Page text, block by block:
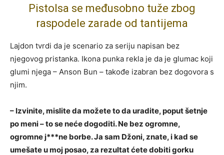
Pistolsa se međusobno tuže zbog
raspodele zarade od tantijema
Lajdon tvrdi da je scenario za seriju napisan bez
njegovog pristanka. Ikona punka rekla je da je glumac koji
glumi njega – Anson Bun – takođe izabran bez dogovora s
njim.
– Izvinite, mislite da možete to da uradite, poput šetnje
po meni – to se neće dogoditi. Ne bez ogromne,
ogromne j***ne borbe. Ja sam Džoni, znate, i kad se
umešate u moj posao, za rezultat ćete dobiti gorku